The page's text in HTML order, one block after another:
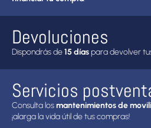
Devoluciones
Dispondrás de15 díaspara devolver
Servicios
Consulta losmantenimientos de
¡alarga la vida útil de tus compras!